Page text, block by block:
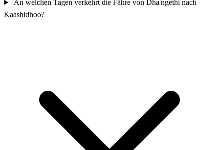
An welchen Tagen verkehrt die Fähre von Dha'ngethi nach
Kaashidhoo?